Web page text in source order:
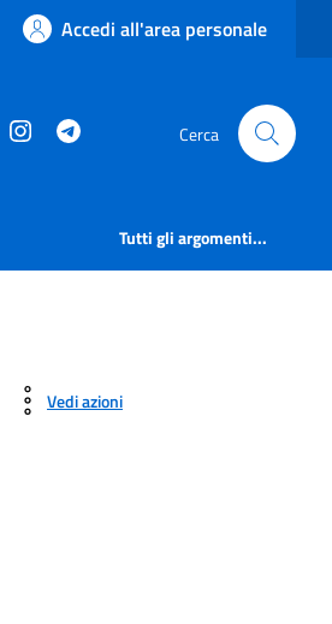
Accedi all'area personale
FacebookInstagram Cerca
Tutti gli argomenti...
Vedi azioni